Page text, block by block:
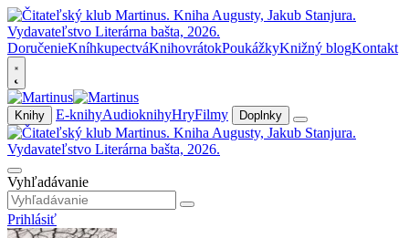
DoručenieKníhkupectváKnihovrátokPoukážkyKnižný blogKontakt
Knihy E-knihyAudioknihyHryFilmy Doplnky
Vyhľadávanie
Prihlásiť